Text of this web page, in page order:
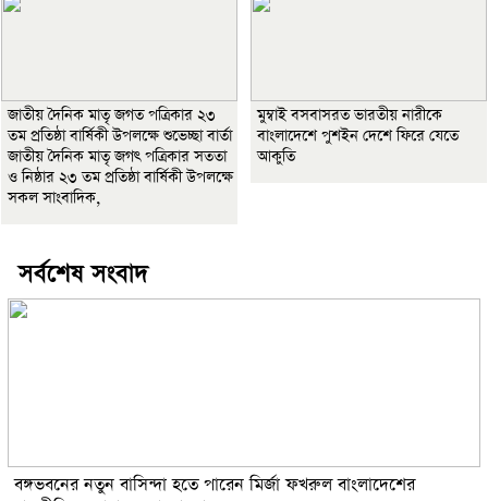
জাতীয় দৈনিক মাতৃ জগত পত্রিকার ২৩
তম প্রতিষ্ঠা বার্ষিকী উপলক্ষে শুভেচ্ছা বার্তা
জাতীয় দৈনিক মাতৃ জগৎ পত্রিকার সততা
ও নিষ্ঠার ২৩ তম প্রতিষ্ঠা বার্ষিকী উপলক্ষে
সকল সাংবাদিক,
মুম্বাই বসবাসরত ভারতীয় নারীকে
বাংলাদেশে পুশইন দেশে ফিরে যেতে
আকুতি
সর্বশেষ সংবাদ
বঙ্গভবনের নতুন বাসিন্দা হতে পারেন মির্জা ফখরুল বাংলাদেশের